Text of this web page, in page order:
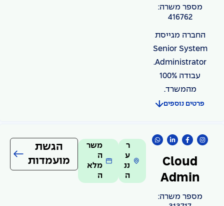
מספר משרה:
416762
החברה מגייסת
Senior System
Administrator.
עבודה 100%
מהמשרד.
פרטים נוספים
Cloud
Admin
מספר משרה:
ר
ע
ננ
ה
משר
ה
מלא
ה
הגשת
מועמדות